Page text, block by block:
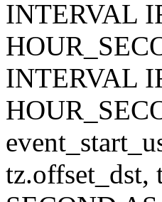
INTERVAL
INTERVAL